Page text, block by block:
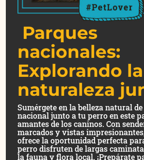
Parques
nacionales:
Explorando la
naturaleza
Sumérgete en la belleza natural
nacional junto a tu perro en este
amantes de los caninos. Con
marcados y vistas
ofrece la oportunidad perfecta
perro disfruten de largas
la fauna y flora local. ¡Prepárate